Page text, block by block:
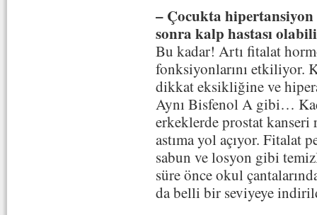
– Çocukta hipertansiyon
sonra kalp hastası
Bu kadar! Artı fitalat
fonksiyonlarını etkiliyor.
dikkat eksikliğine ve
Aynı Bisfenol A gibi…
erkeklerde prostat kanseri
astıma yol açıyor. Fitalat
sabun ve losyon gibi
süre önce okul
da belli bir seviyeye